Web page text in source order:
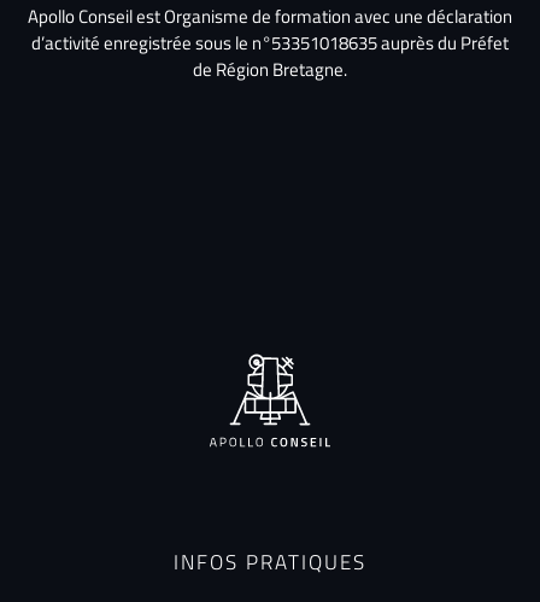
Apollo Conseil est Organisme de formation avec une déclaration
d’activité enregistrée sous le n°53351018635 auprès du Préfet
de Région Bretagne.
INFOS PRATIQUES